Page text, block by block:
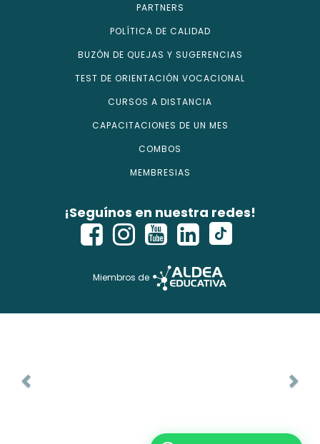
PARTNERS
POLÍTICA DE CALIDAD
BUZÓN DE QUEJAS Y SUGERENCIAS
TEST DE ORIENTACIÓN VOCACIONAL
CURSOS A DISTANCIA
CAPACITACIONES DE UN MES
COMBOS
MEMBRESIAS
¡Seguínos en nuestra redes!
Miembros de